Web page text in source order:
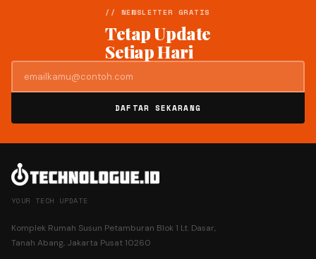
// NEWSLETTER GRATIS
Tetap Update
Setiap Hari
DAFTAR SEKARANG
YOUR TECH UPDATE
Komplek Rumah Susun Petamburan Blok 1 Lt. Dasar,
Tanah Abang, Jakarta Pusat 10260